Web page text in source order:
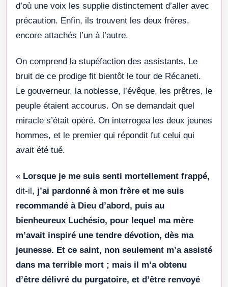
d’où une voix les supplie distinctement d’aller avec
précaution. Enfin, ils trouvent les deux frères,
encore attachés l’un à l’autre.
On comprend la stupéfaction des assistants. Le
bruit de ce prodige fit bientôt le tour de Récaneti.
Le gouverneur, la noblesse, l’évêque, les prêtres, le
peuple étaient accourus. On se demandait quel
miracle s’était opéré. On interrogea les deux jeunes
hommes, et le premier qui répondit fut celui qui
avait été tué.
« Lorsque je me suis senti mortellement frappé,
dit-il, j’ai pardonné à mon frère et me suis
recommandé à Dieu d’abord, puis au
bienheureux Luchésio, pour lequel ma mère
m’avait inspiré une tendre dévotion, dès ma
jeunesse. Et ce saint, non seulement m’a assisté
dans ma terrible mort ; mais il m’a obtenu
d’être délivré du purgatoire, et d’être renvoyé